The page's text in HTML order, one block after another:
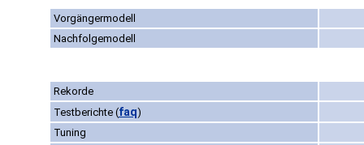
Vorgängermodell
Nachfolgemodell
Rekorde
Testberichte (faq)
Tuning